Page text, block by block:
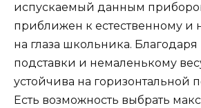
испускаемый данным
приближен к естественному и
на глаза школьника.
подставки и немаленькому
устойчива на горизонтальной
Есть возможность выбрать